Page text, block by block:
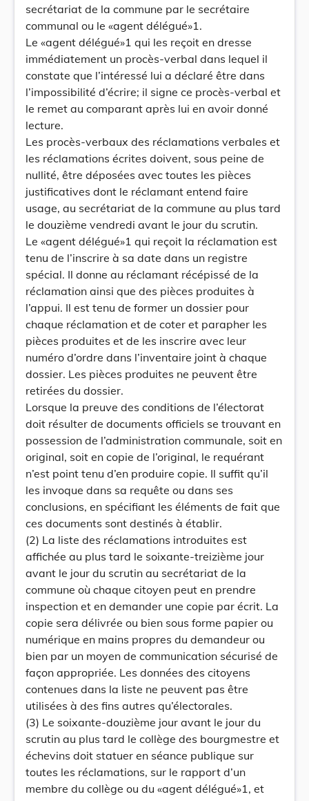
secrétariat de la commune par le secrétaire
communal ou le «agent délégué»1.
Le «agent délégué»1 qui les reçoit en dresse
immédiatement un procès-verbal dans lequel il
constate que l’intéressé lui a déclaré être dans
l’impossibilité d’écrire; il signe ce procès-verbal et
le remet au comparant après lui en avoir donné
lecture.
Les procès-verbaux des réclamations verbales et
les réclamations écrites doivent, sous peine de
nullité, être déposées avec toutes les pièces
justificatives dont le réclamant entend faire
usage, au secrétariat de la commune au plus tard
le douzième vendredi avant le jour du scrutin.
Le «agent délégué»1 qui reçoit la réclamation est
tenu de l’inscrire à sa date dans un registre
spécial. Il donne au réclamant récépissé de la
réclamation ainsi que des pièces produites à
l’appui. Il est tenu de former un dossier pour
chaque réclamation et de coter et parapher les
pièces produites et de les inscrire avec leur
numéro d’ordre dans l’inventaire joint à chaque
dossier. Les pièces produites ne peuvent être
retirées du dossier.
Lorsque la preuve des conditions de l’électorat
doit résulter de documents officiels se trouvant en
possession de l’administration communale, soit en
original, soit en copie de l’original, le requérant
n’est point tenu d’en produire copie. Il suffit qu’il
les invoque dans sa requête ou dans ses
conclusions, en spécifiant les éléments de fait que
ces documents sont destinés à établir.
(2) La liste des réclamations introduites est
affichée au plus tard le soixante-treizième jour
avant le jour du scrutin au secrétariat de la
commune où chaque citoyen peut en prendre
inspection et en demander une copie par écrit. La
copie sera délivrée ou bien sous forme papier ou
numérique en mains propres du demandeur ou
bien par un moyen de communication sécurisé de
façon appropriée. Les données des citoyens
contenues dans la liste ne peuvent pas être
utilisées à des fins autres qu’électorales.
(3) Le soixante-douzième jour avant le jour du
scrutin au plus tard le collège des bourgmestre et
échevins doit statuer en séance publique sur
toutes les réclamations, sur le rapport d’un
membre du collège ou du «agent délégué»1, et